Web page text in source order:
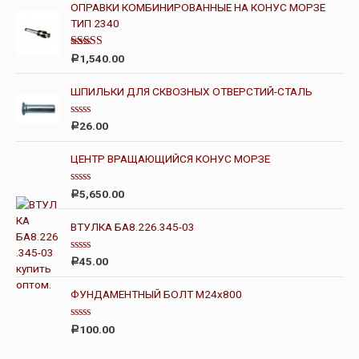
ОПРАВКИ КОМБИНИРОВАННЫЕ НА КОНУС МОРЗЕ
ТИП 2340
Оценка
4.00
Р1,540.00
ШПИЛЬКИ ДЛЯ СКВОЗНЫХ ОТВЕРСТИЙ-СТАЛЬ
О
е
н
к
а
0
и
з
Р26.00
ЦЕНТР ВРАЩАЮЩИЙСЯ КОНУС МОРЗЕ
О
е
н
к
а
0
и
з
Р5,650.00
ВТУЛКА БА8.226.345-03
О
е
н
к
а
0
и
Р45.00
ФУНДАМЕНТНЫЙ БОЛТ М24х800
О
Р100.00